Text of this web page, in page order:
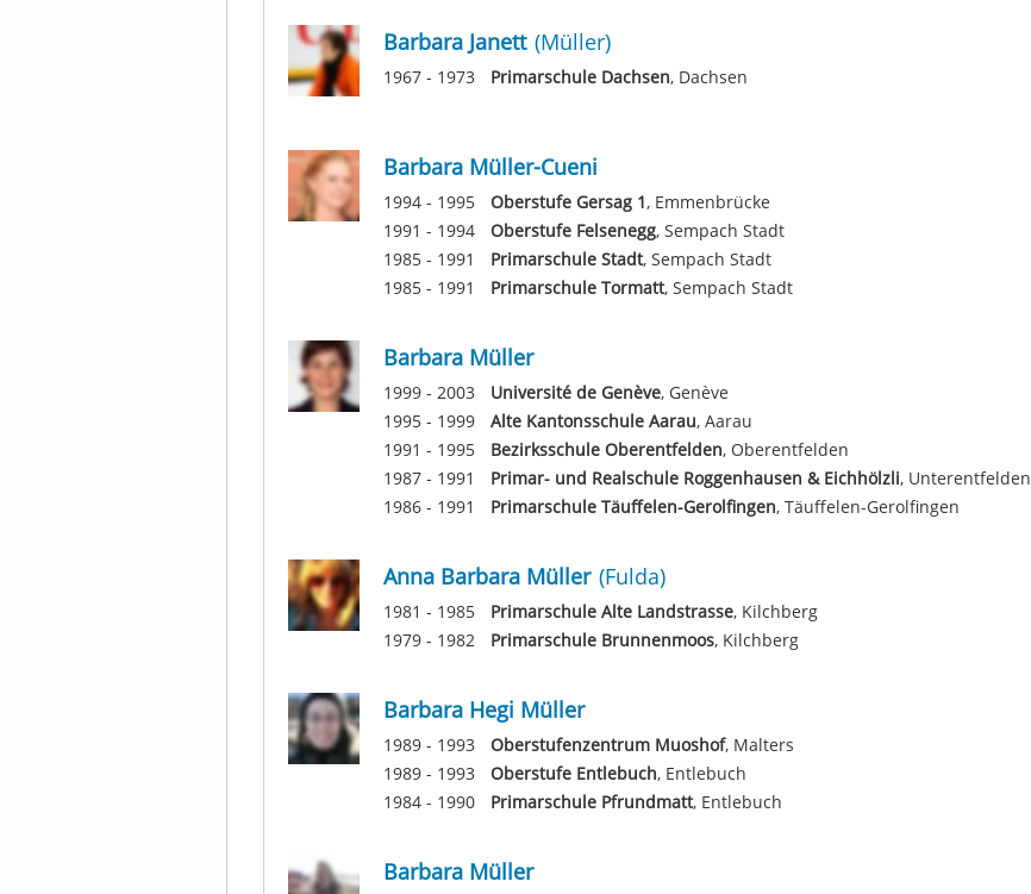
Barbara Janett (Müller)
1967 - 1973 Primarschule Dachsen, Dachsen
Barbara Müller-Cueni
1994 - 1995 Oberstufe Gersag 1, Emmenbrücke
1991 - 1994
Oberstufe Felsenegg, Sempach Stadt
1985 - 1991
Primarschule Stadt, Sempach Stadt
1985 - 1991
Primarschule Tormatt, Sempach Stadt
Barbara Müller
1999 - 2003 Université de Genève, Genève
1995 - 1999
Alte Kantonsschule Aarau, Aarau
1991 - 1995
Bezirksschule Oberentfelden, Oberentfelden
1987 - 1991
Primar- und Realschule Roggenhausen & Eichhölzli, Unterentfelden
1986 - 1991
Primarschule Täuffelen-Gerolfingen, Täuffelen-Gerolfingen
Anna Barbara Müller (Fulda)
1981 - 1985 Primarschule Alte Landstrasse, Kilchberg
1979 - 1982
Primarschule Brunnenmoos, Kilchberg
Barbara Hegi Müller
1989 - 1993 Oberstufenzentrum Muoshof, Malters
1989 - 1993
Oberstufe Entlebuch, Entlebuch
1984 - 1990
Primarschule Pfrundmatt, Entlebuch
Barbara Müller